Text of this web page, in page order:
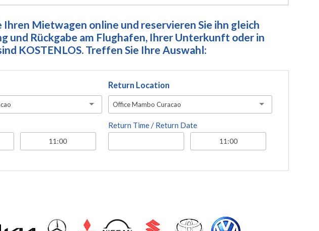
Ihren Mietwagen online und reservieren Sie ihn gleich
und Rückgabe am Flughafen, Ihrer Unterkunft oder in
KOSTENLOS. Treffen Sie Ihre Auswahl:
Return Location
Office Mambo Curacao
Return Time / Return Date